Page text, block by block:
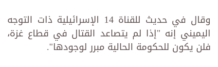
وقال في حديث للقناة 14 الإسرائيلية ذات التوجه
اليميني إنه "إذا لم يتصاعد القتال في قطاع غزة،
فلن يكون للحكومة الحالية مبرر لوجودها".